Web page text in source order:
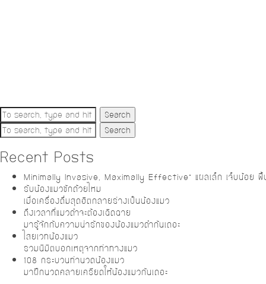
Search
Search
Recent Posts
Minimally Invasive, Maximally Effective” แผลเล็ก เจ็บน้อย
รับน้องแมวซักถ้วยไหม
เมื่อเครื่องดื่มสุดฮิตกลายร่างเป็นน้องแมว
ถึงเวลาที่แมวดำจะต้องเฉิดฉาย
มารู้จักกับความน่ารักของน้องแมวดำกันเถอะ
ไสยเวทน้องแมว
รวมนิมิตบอกเหตุจากท่าทางแมว
108 กระบวนท่านวดน้องแมว
มาฝึกนวดคลายเครียดให้น้องแมวกันเถอะ